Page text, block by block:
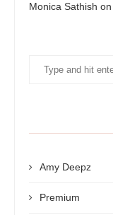
Monica Sathish on
Amy Deepz
Premium